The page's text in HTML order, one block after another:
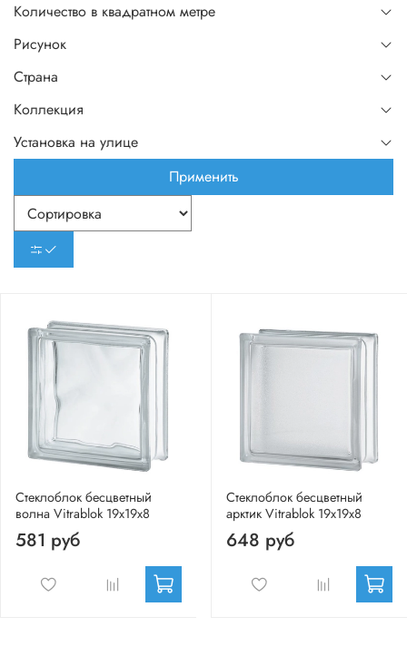
Стеклоблок бесцветный
волна Vitrablok 19х19х8
581 руб
Стеклоблок бесцветный
арктик Vitrablok 19х19х8
648 руб
Количество в квадратном метре
Рисунок
Страна
Коллекция
Установка на улице
Применить